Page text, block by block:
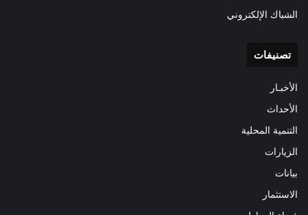
الشباك الإلكتروني
تصنيفات
الأخبـار
الأحداث
التنمية المحلية
الزيارات
بيانات
الاستثمار